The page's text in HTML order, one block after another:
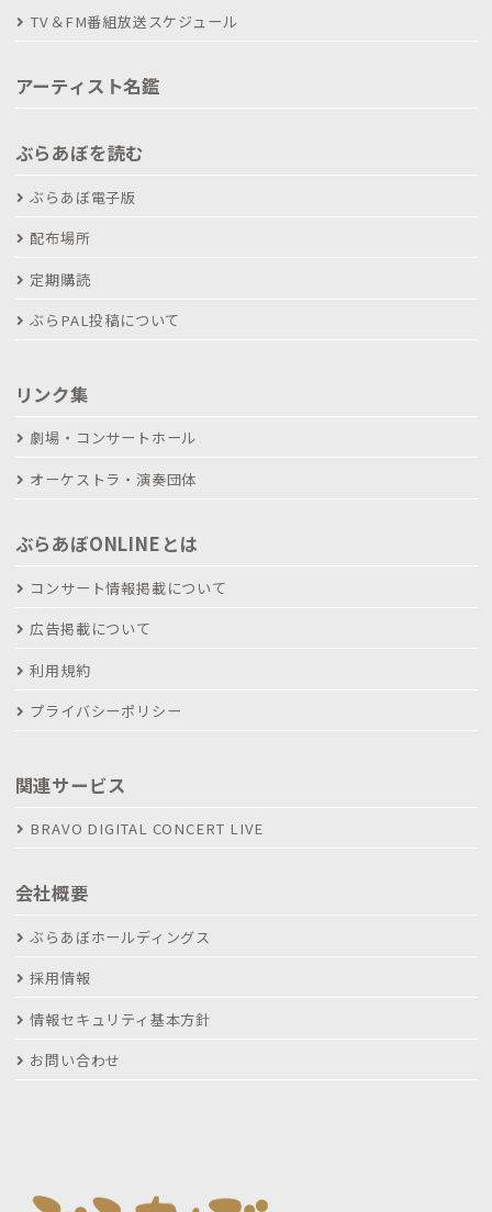
TV＆FM番組放送スケジュール
アーティスト名鑑
ぶらあぼを読む
ぶらあぼ電子版
配布場所
定期購読
ぶらPAL投稿について
リンク集
劇場・コンサートホール
オーケストラ・演奏団体
ぶらあぼONLINEとは
コンサート情報掲載について
広告掲載について
利用規約
プライバシーポリシー
関連サービス
BRAVO DIGITAL CONCERT LIVE
会社概要
ぶらあぼホールディングス
採用情報
情報セキュリティ基本方針
お問い合わせ